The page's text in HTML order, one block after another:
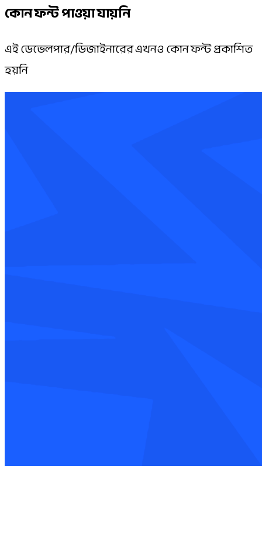
কোন ফন্ট পাওয়া যায়নি
এই ডেভেলপার/ডিজাইনারের এখনও কোন ফন্ট প্রকাশিত
হয়নি